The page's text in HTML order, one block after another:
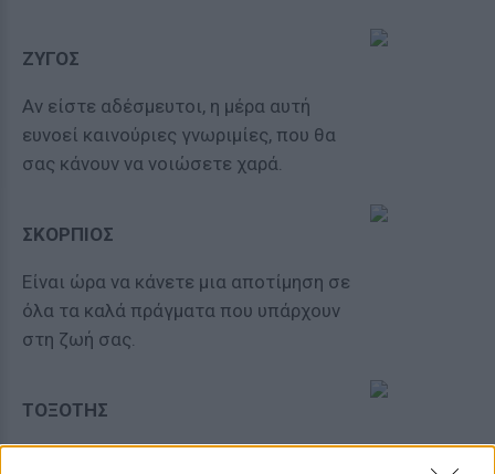
ΖΥΓΟΣ
Αν είστε αδέσμευτοι, η μέρα αυτή
ευνοεί καινούριες γνωριμίες, που θα
σας κάνουν να νοιώσετε χαρά.
ΣΚΟΡΠΙΟΣ
Είναι ώρα να κάνετε μια αποτίμηση σε
όλα τα καλά πράγματα που υπάρχουν
στη ζωή σας.
ΤΟΞΟΤΗΣ